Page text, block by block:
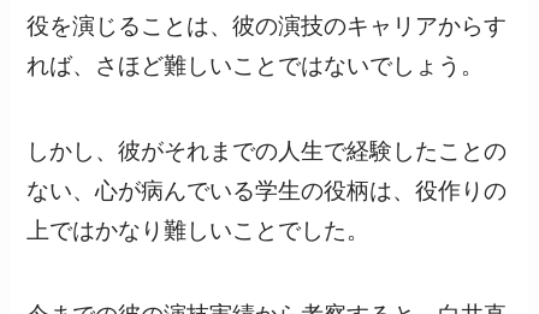
役を演じることは、彼の演技のキャリアからす
れば、さほど難しいことではないでしょう。
しかし、彼がそれまでの人生で経験したことの
ない、心が病んでいる学生の役柄は、役作りの
上ではかなり難しいことでした。